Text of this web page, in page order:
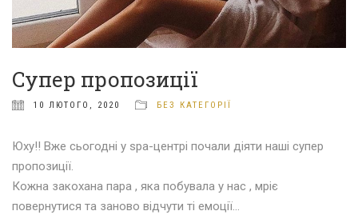
Cупер пропозиції
10 ЛЮТОГО, 2020 БЕЗ КАТЕГОРІЇ
Юху!! Вже сьогодні у spa-центрі почали діяти наші супер
пропозиції.
Кожна закохана пара , яка побувала у нас , мріє
повернутися та заново відчути ті емоції…